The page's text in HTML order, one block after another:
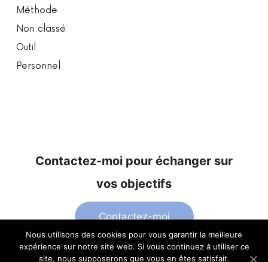
Méthode
Non classé
Outil
Personnel
Contactez-moi pour échanger sur
vos objectifs
Contactez-moi
Nous utilisons des cookies pour vous garantir la meilleure
expérience sur notre site web. Si vous continuez à utiliser ce
site, nous supposerons que vous en êtes satisfait.